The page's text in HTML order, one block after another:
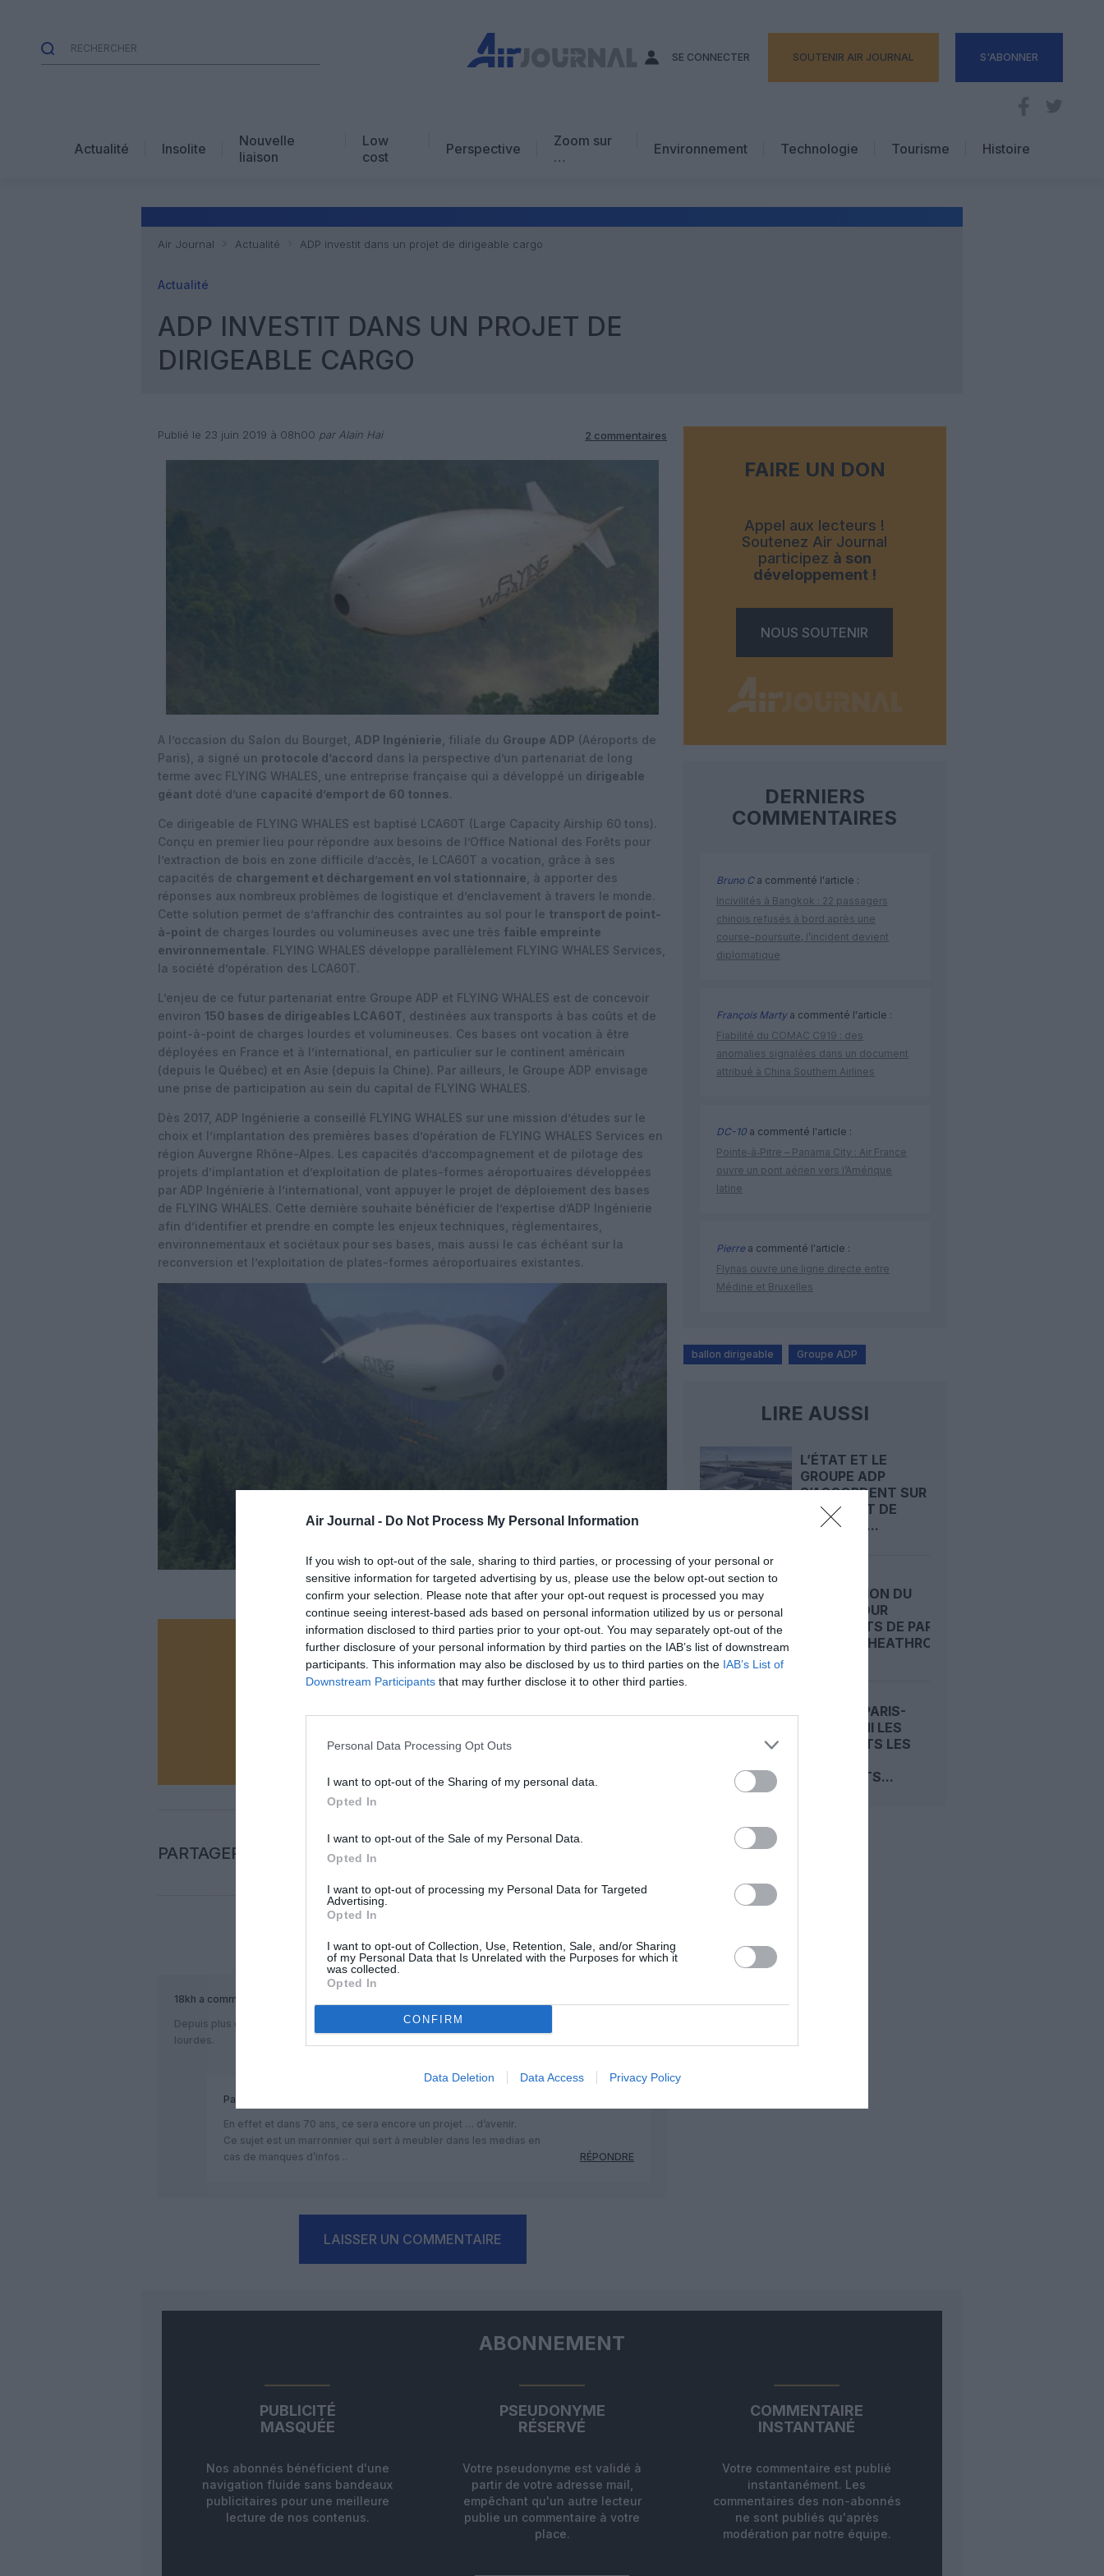
Air Journal - Do Not Process My Personal Information
If you wish to opt-out of the sale, sharing to third parties, or processing of your personal or
sensitive information for targeted advertising by us, please use the below opt-out section to
confirm your selection. Please note that after your opt-out request is processed you may
continue seeing interest-based ads based on personal information utilized by us or personal
information disclosed to third parties prior to your opt-out. You may separately opt-out of the
further disclosure of your personal information by third parties on the IAB’s list of downstream
participants. This information may also be disclosed by us to third parties on the IAB’s List of
Downstream Participants that may further disclose it to other third parties.
Personal Data Processing Opt Outs
I want to opt-out of the Sharing of my personal data.
Opted In
I want to opt-out of the Sale of my Personal Data.
Opted In
I want to opt-out of processing my Personal Data for Targeted
Advertising.
Opted In
I want to opt-out of Collection, Use, Retention, Sale, and/or Sharing
of my Personal Data that Is Unrelated with the Purposes for which it
was collected.
Opted In
CONFIRM
Data Deletion Data Access Privacy Policy
SE CONNECTER SOUTENIR AIR JOURNAL S'ABONNER
Actualité Insolite
Nouvelle
liaison
Low
cost
Perspective
Zoom sur
…
Environnement Technologie
Tourisme
Hôtellerie
Histoire
Air Journal Actualité ADP investit dans un projet de dirigeable cargo
Actualité
ADP INVESTIT DANS UN PROJET DE
DIRIGEABLE CARGO
Publié le 23 juin 2019 à 08h00 par Alain Hai 2 commentaires
A l’occasion du Salon du Bourget, ADP Ingénierie , filiale du Groupe ADP (Aéroports de
Paris), a signé un protocole d’accord dans la perspective d’un partenariat de long
terme avec FLYING WHALES, une entreprise française qui a développé un dirigeable
géant doté d’une capacité d’emport de 60 tonnes.
Ce dirigeable de FLYING WHALES est baptisé LCA60T (Large Capacity Airship 60 tons).
Conçu en premier lieu pour répondre aux besoins de l’Office National des Forêts pour
l’extraction de bois en zone difficile d’accès, le LCA60T a vocation, grâce à ses
capacités de chargement et déchargement en vol stationnaire , à apporter des
réponses aux nombreux problèmes de logistique et d’enclavement à travers le monde.
Cette solution permet de s’affranchir des contraintes au sol pour le transport de point-
à-point de charges lourdes ou volumineuses avec une très faible empreinte
environnementale. FLYING WHALES développe parallèlement FLYING WHALES Services,
la société d’opération des LCA60T.
L’enjeu de ce futur partenariat entre Groupe ADP et FLYING WHALES est de concevoir
environ 150 bases de dirigeables LCA60T , destinées aux transports à bas coûts et de
point-à-point de charges lourdes et volumineuses. Ces bases ont vocation à être
déployées en France et à l’international, en particulier sur le continent américain
(depuis le Québec) et en Asie (depuis la Chine). Par ailleurs, le Groupe ADP envisage
une prise de participation au sein du capital de FLYING WHALES.
Dès 2017, ADP Ingénierie a conseillé FLYING WHALES sur une mission d’études sur le
choix et l’implantation des premières bases d’opération de FLYING WHALES Services en
région Auvergne Rhône-Alpes. Les capacités d’accompagnement et de pilotage des
projets d’implantation et d’exploitation de plates-formes aéroportuaires développées
par ADP Ingénierie à l’international, vont appuyer le projet de déploiement des bases
de FLYING WHALES. Cette dernière souhaite bénéficier de l’expertise d’ADP Ingénierie
afin d’identifier et prendre en compte les enjeux techniques, règlementaires,
environnementaux et sociétaux pour ses bases, mais aussi le cas échéant sur la
reconversion et l’exploitation de plates-formes aéroportuaires existantes.
Vous avez apprécié l’article ?
Soutenez-nous, faites un don !
PARTAGER L'ARTICLE
FacebookTwitterPinterestLinkedInEmail Print
COMMENTAIRE(S)
18kh a commenté :
Depuis plus de 70 ans, le dirigeable est la grue du futur pour les charges
lourdes.
Passant
En effet et dans 70 ans, ce sera encore un projet … d’avenir.
Ce sujet est un marronnier qui sert à meubler dans les medias en
cas de manques d’infos ..
RÉPONDRE
LAISSER UN COMMENTAIRE
FAIRE UN DON
Appel aux lecteurs !
Soutenez Air Journal
participez à son
développement !
NOUS SOUTENIR
DERNIERS
COMMENTAIRES
Bruno Ca commenté l'article :
Incivilités à Bangkok : 22 passagers
chinois refusés à bord après une
course-poursuite, l’incident devient
diplomatique
François Martya commenté l'article :
Fiabilité du COMAC C919 : des
anomalies signalées dans un document
attribué à China Southern Airlines
DC-10 a commenté l'article :
Pointe‑à‑Pitre – Panama City : Air France
ouvre un pont aérien vers l’Amérique
latine
Pierrea commenté l'article :
Flynas ouvre une ligne directe entre
Médine et Bruxelles
ballon dirigeable Groupe ADP
LIRE AUSSI
L’ÉTAT ET LE
GROUPE ADP
S’ACCORDENT SUR
UN PROJET DE
CONTRAT...
STAGNATION DU
TRAFIC POUR
AÉROPORTS DE PARIS,
LONDRES‑HEATHROW...
CLIMAT : PARIS-
CDG PARMI LES
AÉROPORTS LES
POLLUANTS...
ABONNEMENT
PUBLICITÉ
MASQUÉE
Nos abonnés bénéficient d'une
navigation fluide sans bandeaux
publicitaires pour une meilleure
lecture de nos contenus.
PSEUDONYME
RÉSERVÉ
Votre pseudonyme est validé à
partir de votre adresse mail,
empêchant qu'un autre lecteur
publie un commentaire à votre
place.
COMMENTAIRE
INSTANTANÉ
Votre commentaire est publié
instantanément. Les
commentaires des non-abonnés
ne sont publiés qu'après
modération par notre équipe.